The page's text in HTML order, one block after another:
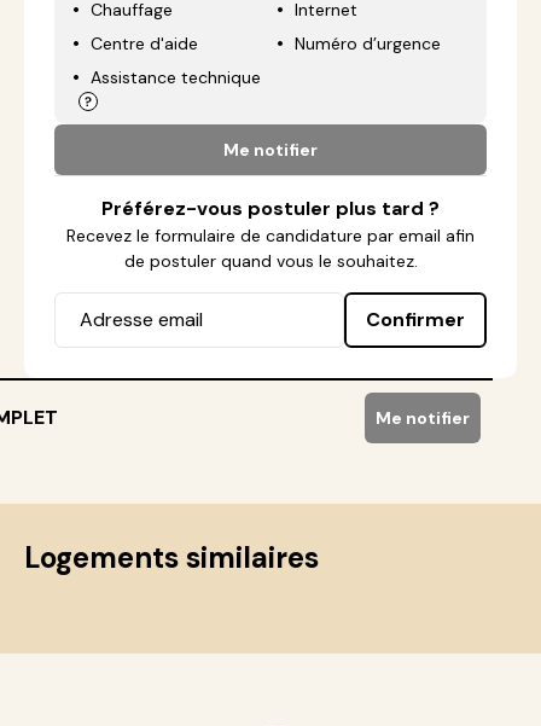
Chauffage
Internet
Centre d'aide
Numéro d’urgence
Assistance technique
Me notifier
Préférez-vous postuler plus tard ?
Recevez le formulaire de candidature par email afin
de postuler quand vous le souhaitez.
Confirmer
Me notifier
Logements similaires